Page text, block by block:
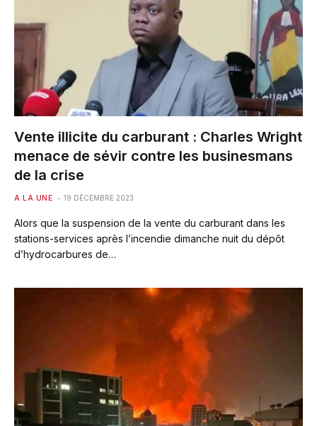
Vente illicite du carburant : Charles Wright
menace de sévir contre les businesmans
de la crise
A LA UNE 19 DÉCEMBRE 2023
Alors que la suspension de la vente du carburant dans les
stations-services après l’incendie dimanche nuit du dépôt
d’hydrocarbures de…